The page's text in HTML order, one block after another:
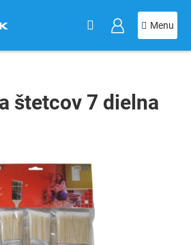
štetcov 7 dielna